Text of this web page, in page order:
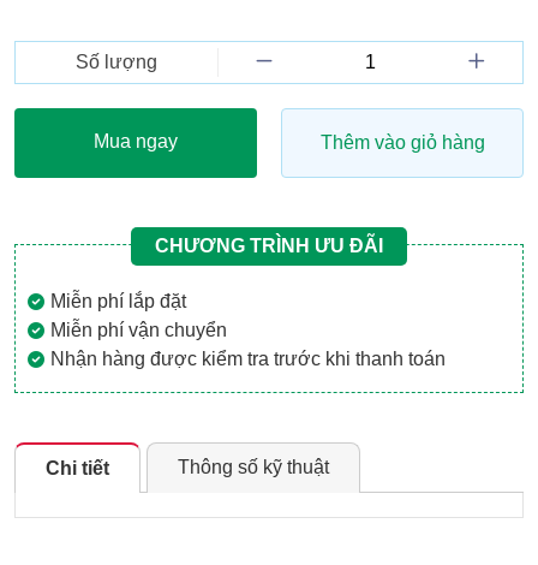
Số lượng
Mua ngay Thêm vào giỏ hàng
CHƯƠNG TRÌNH ƯU ĐÃI
Miễn phí lắp đặt
Miễn phí vận chuyển
Nhận hàng được kiểm tra trước khi thanh toán
Chi tiết Thông số kỹ thuật